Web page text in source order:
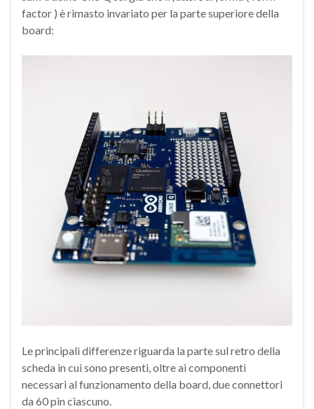
factor ) è rimasto invariato per la parte superiore della
board:
Le principali differenze riguarda la parte sul retro della
scheda in cui sono presenti, oltre ai componenti
necessari al funzionamento della board, due connettori
da 60 pin ciascuno.